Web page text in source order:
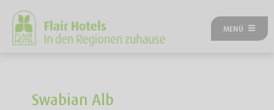
Zum
Inhalt
springen
MENÜ
UNSERE HOTELS
Swabian Alb